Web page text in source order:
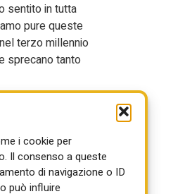
i cookie per
Il consenso a queste
di navigazione o ID
può influire
sentito in tutta
pure queste
terzo millennio
sprecano tanto
da